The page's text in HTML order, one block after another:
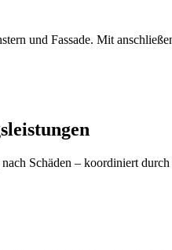
und Fassade. Mit
Schäden – koordiniert